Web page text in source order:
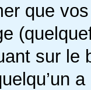
que
sur le